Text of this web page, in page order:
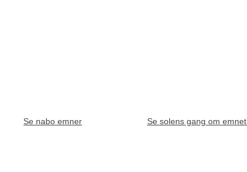
Se nabo emner Se solens gang om emnet